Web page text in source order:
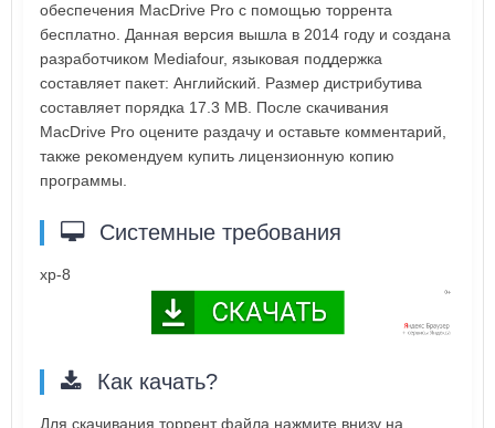
обеспечения MacDrive Pro с помощью торрента
бесплатно. Данная версия вышла в 2014 году и создана
разработчиком Mediafour, языковая поддержка
составляет пакет: Английский. Размер дистрибутива
составляет порядка 17.3 MB. После скачивания
MacDrive Pro оцените раздачу и оставьте комментарий,
также рекомендуем купить лицензионную копию
программы.
Системные требования
xp-8
Как качать?
Для скачивания торрент файла нажмите внизу на